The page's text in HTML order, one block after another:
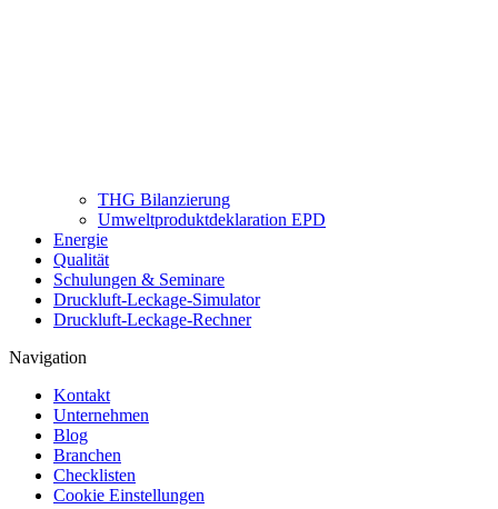
THG Bilanzierung
Umweltproduktdeklaration EPD
Energie
Qualität
Schulungen & Seminare
Druckluft-Leckage-Simulator
Druckluft-Leckage-Rechner
Navigation
Kontakt
Unternehmen
Blog
Branchen
Checklisten
Cookie Einstellungen